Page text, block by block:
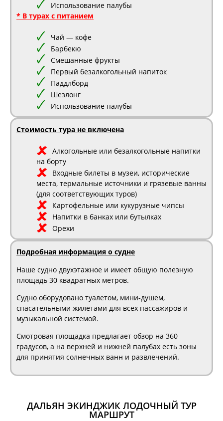
Использование палубы
* В турах с питанием
Чай — кофе
Барбекю
Смешанные фрукты
Первый безалкогольный напиток
Паддлборд
Шезлонг
Использование палубы
Стоимость тура не включена
Алкогольные или безалкогольные напитки
на борту
Входные билеты в музеи, исторические
места, термальные источники и грязевые ванны
(для соответствующих туров)
Картофельные или кукурузные чипсы
Напитки в банках или бутылках
Орехи
Подробная информация о судне
Наше судно двухэтажное и имеет общую полезную
площадь 30 квадратных метров.
Судно оборудовано туалетом, мини-душем,
спасательными жилетами для всех пассажиров и
музыкальной системой.
Смотровая площадка предлагает обзор на 360
градусов, а на верхней и нижней палубах есть зоны
для принятия солнечных ванн и развлечений.
ДАЛЬЯН ЭКИНДЖИК ЛОДОЧНЫЙ ТУР
МАРШРУТ